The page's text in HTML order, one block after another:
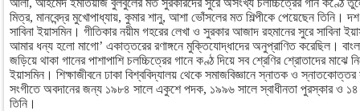
আলী, আহমেদ ইমতিয়াজ বুলবুলের মত সুরকারদের সুরে অসংখ্য চলচ্চিত্রের গান কণ্ঠে
মিত্র, মানবেন্দ্র মুখোপাধ্যায়, কুমার শানু, আশা ভোঁসলের মত শিল্পীকে পেয়েছেন তিনি।
সাবিনা ইয়াসমিন। গীতিকার নয়ীম গহরের লেখা ও সুরকার আজাদ রহমানের সুরে সাবিনা
আমার ধন্য হলো মাগো’ একাত্তরের রণাঙ্গনে মুক্তিযোদ্ধাদের অনুপ্রাণিত করেছিল।
জড়িয়ে থাকা গানের পাশাপাশি চলচ্চিত্রের গানে কণ্ঠ দিয়ে সব শ্রেণির শ্রোতাদের মাঝে
ইয়াসমিন। শিক্ষাজীবনে ঢাকা বিশ্ববিদ্যালয় থেকে সমাজবিজ্ঞানে স্নাতক ও
সংগীতে অবদানের জন্য ১৯৮৪ সালে একুশে পদক, ১৯৯৬ সালে স্বাধীনতা পুরস্কার ও ১৪
তিনি।